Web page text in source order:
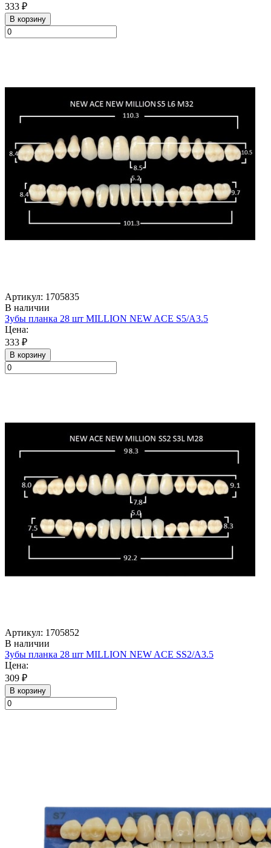
333 ₽
В корзину
Артикул: 1705835
В наличии
Зубы планка 28 шт MILLION NEW ACE S5/A3.5
Цена:
333 ₽
В корзину
Артикул: 1705852
В наличии
Зубы планка 28 шт MILLION NEW ACE SS2/A3.5
Цена:
309 ₽
В корзину